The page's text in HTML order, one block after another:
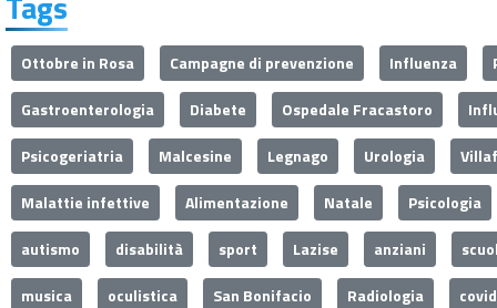
Ottobre in Rosa Campagne di prevenzione Influenza
Gastroenterologia
Diabete Ospedale Fracastoro
Psicogeriatria
Malcesine Legnago Urologia
Malattie infettive
Alimentazione Natale
Psicologia
autismo
disabilità sport Lazise anziani
musica
oculistica San Bonifacio Radiologia